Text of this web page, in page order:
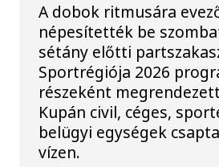
A dobok ritmusára
népesítették be
sétány előtti
Sportrégiója 2026
részeként
Kupán civil, céges,
belügyi egységek
vízen.